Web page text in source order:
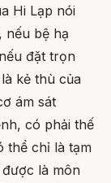
Hi Lạp nói
nếu bệ hạ
đặt trọn
kẻ thù của
ám sát
có phải thế
thể chỉ là tạm
là môn